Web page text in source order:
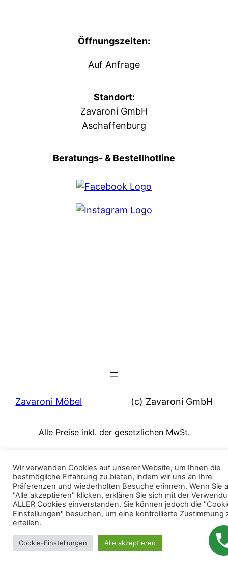
Öffnungszeiten:
Auf Anfrage
Standort:
Zavaroni GmbH
Aschaffenburg
Beratungs- & Bestellhotline
Zavaroni Möbel (c) Zavaroni GmbH
Alle Preise inkl. der gesetzlichen MwSt.
Wir verwenden Cookies auf unserer Website, um Ihnen die
bestmögliche Erfahrung zu bieten, indem wir uns an Ihre
Präferenzen und wiederholten Besuche erinnern. Wenn Sie
"Alle akzeptieren" klicken, erklären Sie sich mit der
ALLER Cookies einverstanden. Sie können jedoch die
Einstellungen" besuchen, um eine kontrollierte Zustimmung
erteilen.
Cookie-Einstellungen Alle akzeptieren